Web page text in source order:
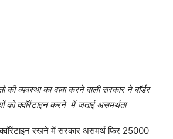
की व्यवस्था का दावा करने वाली सरकार ने बॉर्डर
को क्वॉरेंटाइन करने में जताई असमर्थता
क्वॉरेंटाइन रखने में सरकार असमर्थ फिर 25000